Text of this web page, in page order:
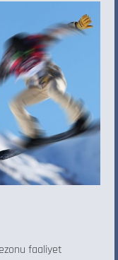
faaliyet